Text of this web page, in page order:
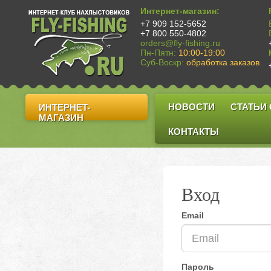
Интернет-магазин:
+7 909 152-5652
+7 800 550-4802
orders@fly-fishing.ru
Пн-Пятн: 10:00-19:00
Суб-Воскр: обработка заказов
ИНТЕРНЕТ-
МАГАЗИН
НОВОСТИ СТАТЬИ
КОНТАКТЫ
Вход
Email
Пароль